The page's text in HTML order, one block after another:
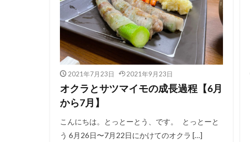
2021年7月23日 2021年9月23日
オクラとサツマイモの成長過程【6月
から7月】
こんにちは。とっとーとう、です。 とっとーと
う 6月26日〜7月22日にかけてのオクラ […]